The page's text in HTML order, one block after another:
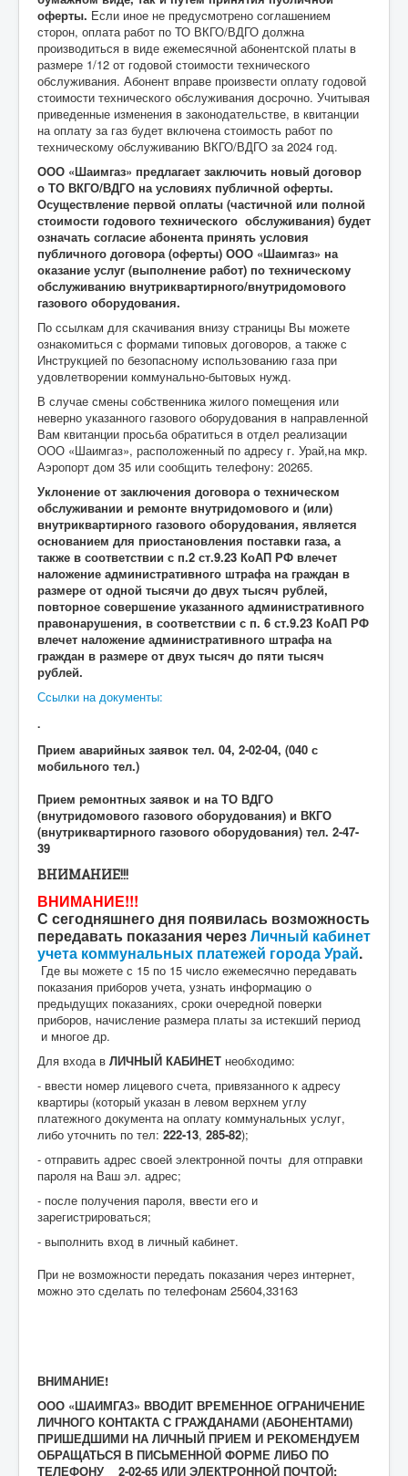
оферты. Если иное не предусмотрено соглашением
сторон, оплата работ по ТО ВКГО/ВДГО должна
производиться в виде ежемесячной абонентской платы в
размере 1/12 от годовой стоимости технического
обслуживания. Абонент вправе произвести оплату годовой
стоимости технического обслуживания досрочно. Учитывая
приведенные изменения в законодательстве, в квитанции
на оплату за газ будет включена стоимость работ по
техническому обслуживанию ВКГО/ВДГО за 2024 год.
ООО «Шаимгаз» предлагает заключить новый договор
о ТО ВКГО/ВДГО на условиях публичной оферты.
Осуществление первой оплаты (частичной или полной
стоимости годового технического обслуживания) будет
означать согласие абонента принять условия
публичного договора (оферты) ООО «Шаимгаз» на
оказание услуг (выполнение работ) по техническому
обслуживанию внутриквартирного/внутридомового
газового оборудования.
По ссылкам для скачивания внизу страницы Вы можете
ознакомиться с формами типовых договоров, а также с
Инструкцией по безопасному использованию газа при
удовлетворении коммунально-бытовых нужд.
В случае смены собственника жилого помещения или
неверно указанного газового оборудования в направленной
Вам квитанции просьба обратиться в отдел реализации
ООО «Шаимгаз», расположенный по адресу г. Урай,на мкр.
Аэропорт дом 35 или сообщить телефону: 20265.
Уклонение от заключения договора о техническом
обслуживании и ремонте внутридомового и (или)
внутриквартирного газового оборудования, является
основанием для приостановления поставки газа, а
также в соответствии с п.2 ст.9.23 КоАП РФ влечет
наложение административного штрафа на граждан в
размере от одной тысячи до двух тысяч рублей,
повторное совершение указанного административного
правонарушения, в соответствии с п. 6 ст.9.23 КоАП РФ
влечет наложение административного штрафа на
граждан в размере от двух тысяч до пяти тысяч
рублей.
Ссылки на документы:
.
Прием аварийных заявок тел. 04, 2-02-04, (040 с
мобильного тел.)
Прием ремонтных заявок и на ТО ВДГО
(внутридомового газового оборудования) и ВКГО
(внутриквартирного газового оборудования) тел. 2-47-
39
ВНИМАНИЕ!!!
ВНИМАНИЕ!!!
С сегодняшнего дня появилась возможность
передавать показания черезЛичный кабинет
учета коммунальных платежей города Урай.
Где вы можете с 15 по 15 число ежемесячно передавать
показания приборов учета, узнать информацию о
предыдущих показаниях, сроки очередной поверки
приборов, начисление размера платы за истекший период
и многое др.
Для входа в ЛИЧНЫЙ КАБИНЕТ необходимо:
- ввести номер лицевого счета, привязанного к адресу
квартиры (который указан в левом верхнем углу
платежного документа на оплату коммунальных услуг,
либо уточнить по тел: 222-13, 285-82);
- отправить адрес своей электронной почты для отправки
пароля на Ваш эл. адрес;
- после получения пароля, ввести его и
зарегистрироваться;
- выполнить вход в личный кабинет.
При не возможности передать показания через интернет,
можно это сделать по телефонам 25604,33163
ВНИМАНИЕ!
ООО «ШАИМГАЗ» ВВОДИТ ВРЕМЕННОЕ ОГРАНИЧЕНИЕ
ЛИЧНОГО КОНТАКТА С ГРАЖДАНАМИ (АБОНЕНТАМИ)
ПРИШЕДШИМИ НА ЛИЧНЫЙ ПРИЕМ И РЕКОМЕНДУЕМ
ОБРАЩАТЬСЯ В ПИСЬМЕННОЙ ФОРМЕ ЛИБО ПО
ТЕЛЕФОНУ 2-02-65 ИЛИ ЭЛЕКТРОННОЙ ПОЧТОЙ: